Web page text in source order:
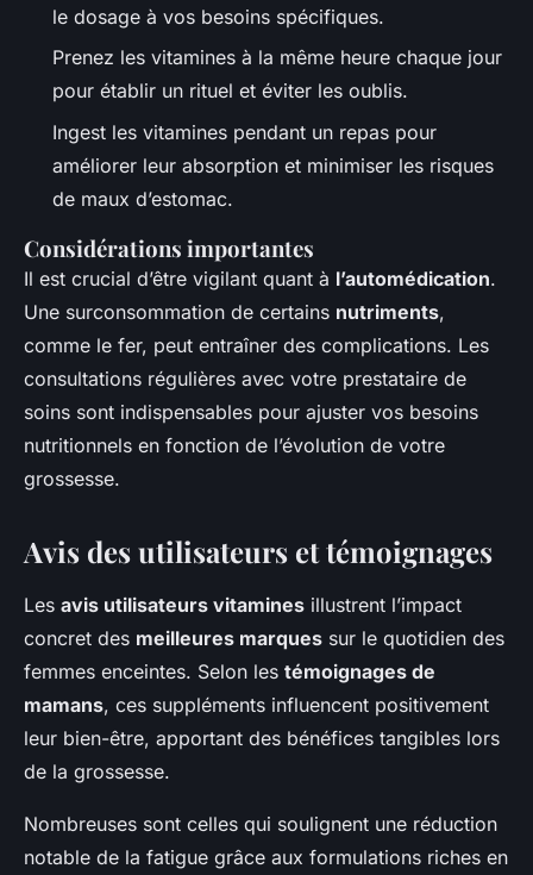
le dosage à vos besoins spécifiques.
Prenez les vitamines à la même heure chaque jour
pour établir un rituel et éviter les oublis.
Ingest les vitamines pendant un repas pour
améliorer leur absorption et minimiser les risques
de maux d’estomac.
Considérations importantes
Il est crucial d’être vigilant quant à l’automédication.
Une surconsommation de certains nutriments,
comme le fer, peut entraîner des complications. Les
consultations régulières avec votre prestataire de
soins sont indispensables pour ajuster vos besoins
nutritionnels en fonction de l’évolution de votre
grossesse.
Avis des utilisateurs et témoignages
Les avis utilisateurs vitamines illustrent l’impact
concret des meilleures marques sur le quotidien des
femmes enceintes. Selon les témoignages de
mamans, ces suppléments influencent positivement
leur bien-être, apportant des bénéfices tangibles lors
de la grossesse.
Nombreuses sont celles qui soulignent une réduction
notable de la fatigue grâce aux formulations riches en